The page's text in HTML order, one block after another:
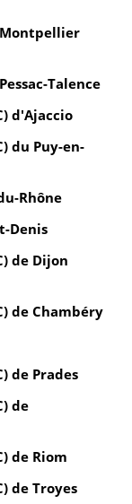
Talence
d'Ajaccio
du Puy-en-
Rhône
Denis
de Dijon
de Chambéry
de Prades
de
de Riom
de Troyes